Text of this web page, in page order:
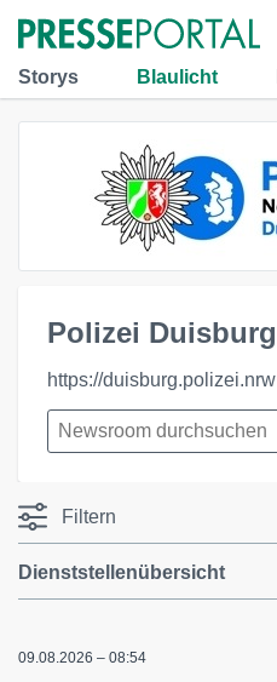
Storys Blaulicht
Polizei Duisburg
https://duisburg.polizei.nrw
Filtern
Dienststellenübersicht
09.08.2026 – 08:54